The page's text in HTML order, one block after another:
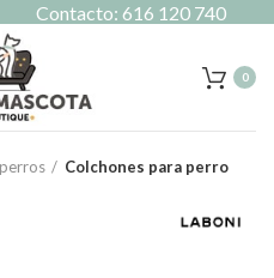
0
Colchones para perro
Contacto: 616 120 740